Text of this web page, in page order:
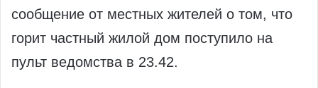
сообщение от местных жителей о том, что
горит частный жилой дом поступило на
пульт ведомства в 23.42.